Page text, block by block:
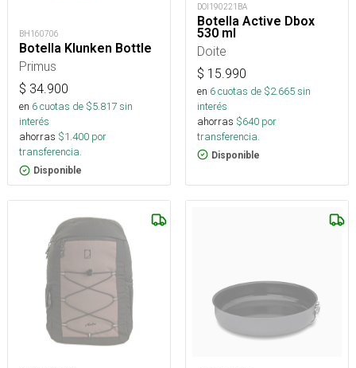
BH160706
Botella Klunken Bottle
Primus
$ 34.900
en 6cuotas de $5.817sin
interés
ahorras $1.400 por
transferencia.
Disponible
DOI190221BA
Botella Active Dbox
530 ml
Doite
$ 15.990
en 6cuotas de $2.665sin
interés
ahorras $640 por
transferencia.
Disponible